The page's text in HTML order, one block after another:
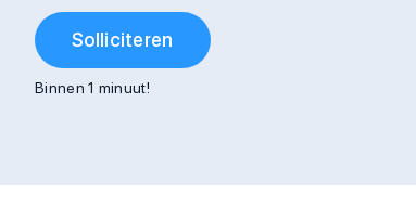
Solliciteren
Binnen 1 minuut!